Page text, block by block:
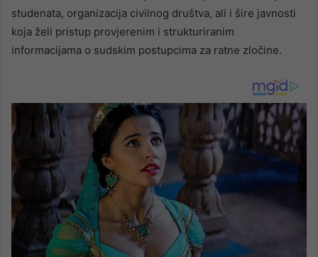
studenata, organizacija civilnog društva, ali i šire javnosti
koja želi pristup provjerenim i strukturiranim
informacijama o sudskim postupcima za ratne zločine.